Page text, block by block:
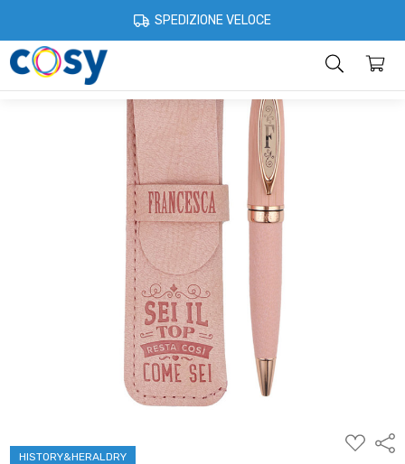
SPEDIZIONE VELOCE
Cartoleria e scuola Penne con nome
HISTORY&HERALDRY
ALLA
Account Contatti Informazioni